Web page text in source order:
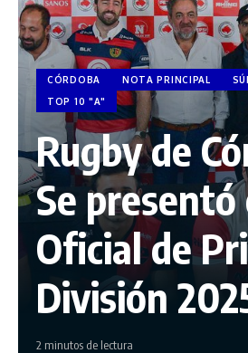
CÓRDOBA NOTA PRINCIPAL
TOP 10 "A"
Rugby de
Se presentó
Oficial de
División
2 minutos de lectura